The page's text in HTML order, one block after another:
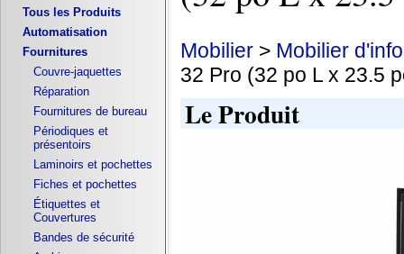
Tous les Produits
Automatisation
Fournitures
Couvre-jaquettes
Réparation
Fournitures de bureau
Périodiques et
présentoirs
Laminoirs et pochettes
Fiches et pochettes
Étiquettes et
Couvertures
Bandes de sécurité
Mobilier > Mobilier
32 Pro (32 po L x 23.5
Le Produit